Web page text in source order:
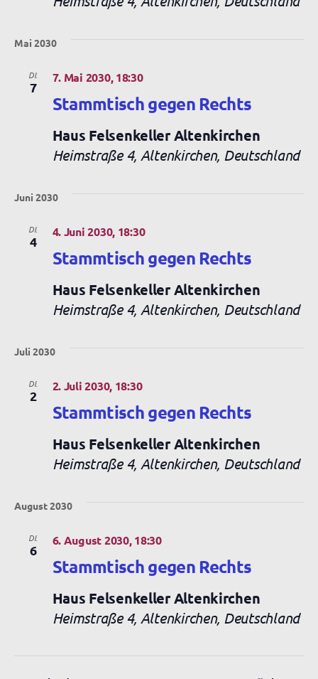
Mai 2030
DI.
7
Stammtisch gegen Rechts
7. Mai 2030, 18:30
Haus Felsenkeller Altenkirchen
Heimstraße 4, Altenkirchen, Deutschland
Juni 2030
DI.
4
Stammtisch gegen Rechts
4. Juni 2030, 18:30
Haus Felsenkeller Altenkirchen
Heimstraße 4, Altenkirchen, Deutschland
Juli 2030
DI.
2
Stammtisch gegen Rechts
2. Juli 2030, 18:30
Haus Felsenkeller Altenkirchen
Heimstraße 4, Altenkirchen, Deutschland
August 2030
DI.
6
Stammtisch gegen Rechts
6. August 2030, 18:30
Haus Felsenkeller Altenkirchen
Heimstraße 4, Altenkirchen, Deutschland